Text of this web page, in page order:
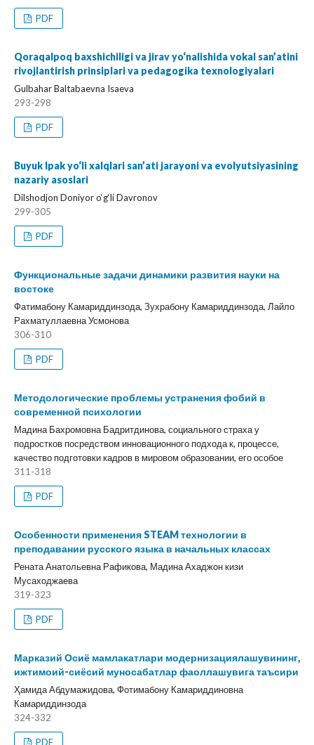
PDF
Qoraqalpoq baxshichiligi va jirav yo‘nalishida vokal san’atini
rivojlantirish prinsiplari va pedagogika texnologiyalari
Gulbahar Baltabaevna Isaeva
293-298
PDF
Buyuk Ipak yo‘li xalqlari san’ati jarayoni va evolyutsiyasining
nazariy asoslari
Dilshodjon Doniyor o‘g‘li Davronov
299-305
PDF
Функциональные задачи динамики развития науки на
востоке
Фатимабону Камариддинзода, Зухрабону Камариддинзода, Лайло
Рахматуллаевна Усмонова
306-310
PDF
Методологические проблемы устранения фобий в
современной психологии
Мадина Бахромовна Бадритдинова, социального страха у
подростков посредством инновационного подхода к, процессе,
качество подготовки кадров в мировом образовании, его особое
311-318
PDF
Особенности применения STEAM технологии в
преподавании русского языка в начальных классах
Рената Анатольевна Рафикова, Мадина Ахаджон кизи
Мусаходжаева
319-323
PDF
Марказий Осиё мамлакатлари модернизациялашувининг,
ижтимоий-сиёсий муносабатлар фаоллашувига таъсири
Ҳамида Абдумажидова, Фотимабону Камариддиновна
Камариддинзода
324-332
PDF